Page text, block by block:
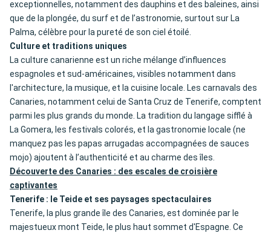
exceptionnelles, notamment des dauphins et des baleines, ainsi
que de la plongée, du surf et de l’astronomie, surtout sur La
Palma, célèbre pour la pureté de son ciel étoilé.
Culture et traditions uniques
La culture canarienne est un riche mélange d’influences
espagnoles et sud-américaines, visibles notamment dans
l'architecture, la musique, et la cuisine locale. Les carnavals des
Canaries, notamment celui de Santa Cruz de Tenerife, comptent
parmi les plus grands du monde. La tradition du langage sifflé à
La Gomera, les festivals colorés, et la gastronomie locale (ne
manquez pas les papas arrugadas accompagnées de sauces
mojo) ajoutent à l’authenticité et au charme des îles.
Découverte des Canaries : des escales de croisière
captivantes
Tenerife : le Teide et ses paysages spectaculaires
Tenerife, la plus grande île des Canaries, est dominée par le
majestueux mont Teide, le plus haut sommet d'Espagne. Ce